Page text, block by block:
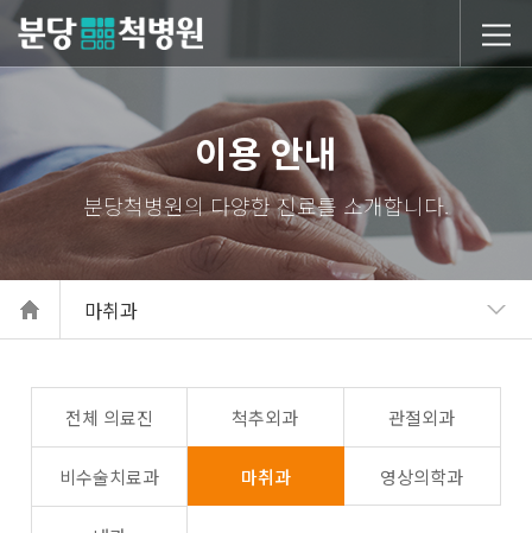
당척병원
이용 안내
마취과
전체 의료진 척추외과 관절외과
비수술치료과 마취과 영상의학과